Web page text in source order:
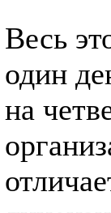
Весь
один
на